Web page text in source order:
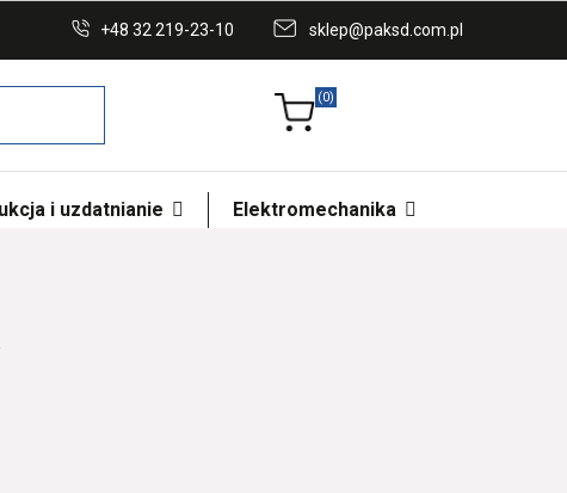
+48 32 219-23-10 sklep@paksd.com.pl
(0)
i uzdatnianie Elektromechanika